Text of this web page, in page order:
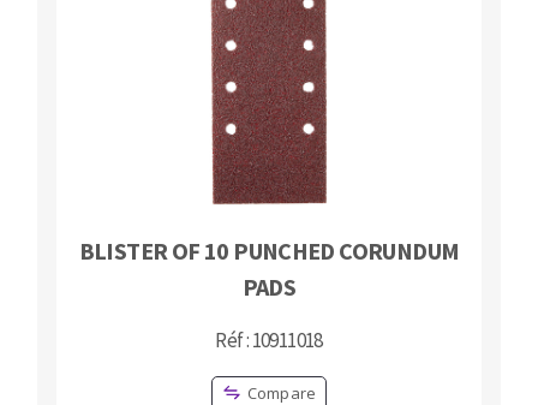
BLISTER OF 10 PUNCHED CORUNDUM
PADS
Réf : 10911018
Compare